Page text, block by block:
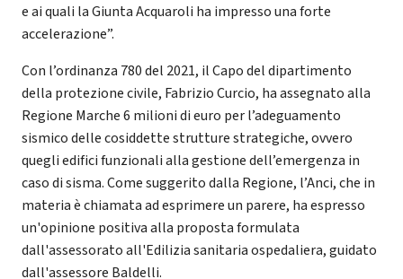
e ai quali la Giunta Acquaroli ha impresso una forte
accelerazione”.
Con l’ordinanza 780 del 2021, il Capo del dipartimento
della protezione civile, Fabrizio Curcio, ha assegnato alla
Regione Marche 6 milioni di euro per l’adeguamento
sismico delle cosiddette strutture strategiche, ovvero
quegli edifici funzionali alla gestione dell’emergenza in
caso di sisma. Come suggerito dalla Regione, l’Anci, che in
materia è chiamata ad esprimere un parere, ha espresso
un'opinione positiva alla proposta formulata
dall'assessorato all'Edilizia sanitaria ospedaliera, guidato
dall'assessore Baldelli.